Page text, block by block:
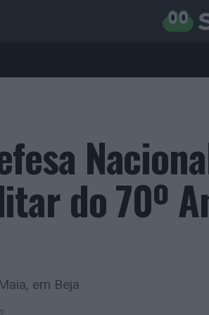
do 70º
em Beja